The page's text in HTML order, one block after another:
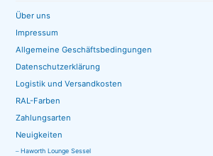
Über uns
Impressum
Allgemeine Geschäftsbedingungen
Datenschutzerklärung
Logistik und Versandkosten
RAL-Farben
Zahlungsarten
Neuigkeiten
Haworth Lounge Sessel